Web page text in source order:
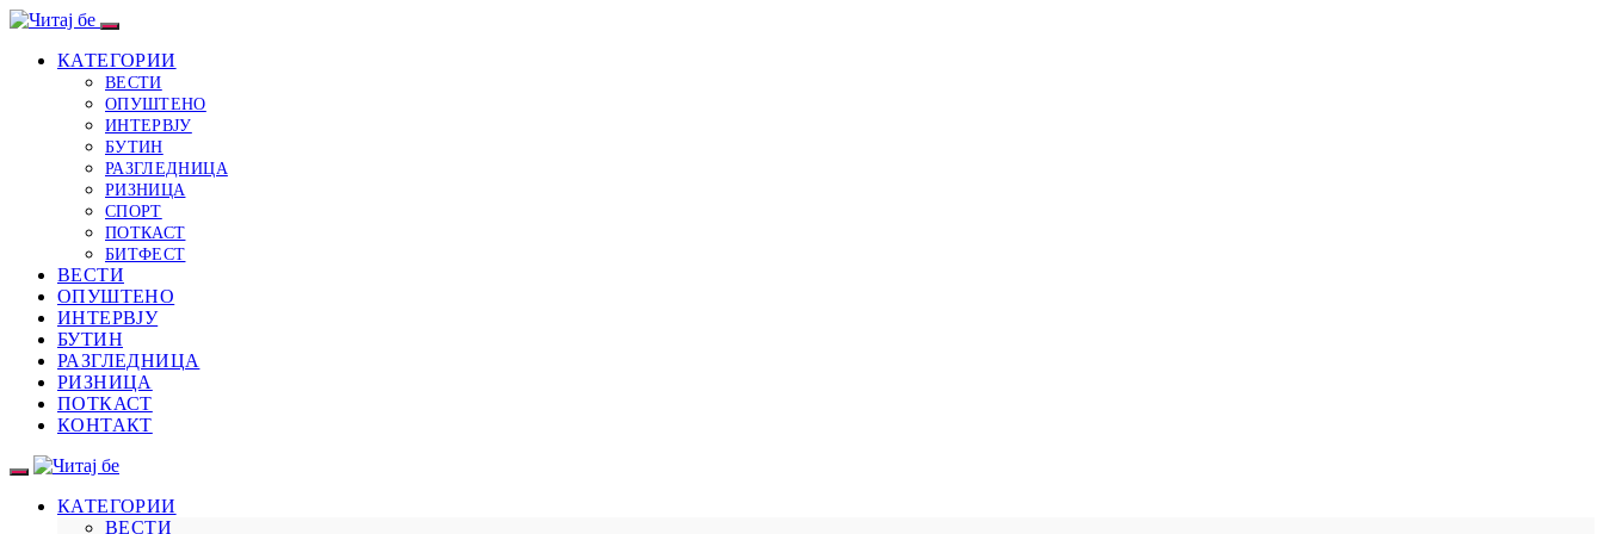
КАТЕГОРИИ
ВЕСТИ
ОПУШТЕНО
ИНТЕРВЈУ
БУТИН
РАЗГЛЕДНИЦА
РИЗНИЦА
СПОРТ
ПОТКАСТ
БИТФЕСТ
ВЕСТИ
ОПУШТЕНО
ИНТЕРВЈУ
БУТИН
РАЗГЛЕДНИЦА
РИЗНИЦА
ПОТКАСТ
КОНТАКТ
КАТЕГОРИИ
ВЕСТИ